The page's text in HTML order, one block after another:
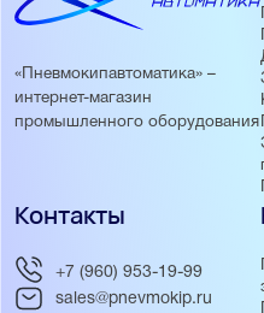
«Пневмокипавтоматика» –
интернет-магазин
промышленного оборудования
Контакты
+7 (960) 953-19-99
sales@pnevmokip.ru